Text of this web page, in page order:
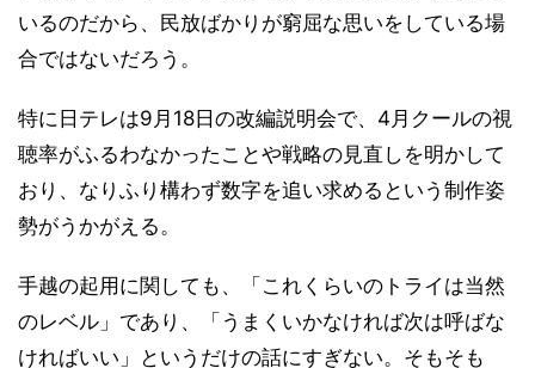
いるのだから、民放ばかりが窮屈な思いをしている場
合ではないだろう。
特に日テレは9月18日の改編説明会で、4月クールの視
聴率がふるわなかったことや戦略の見直しを明かして
おり、なりふり構わず数字を追い求めるという制作姿
勢がうかがえる。
手越の起用に関しても、「これくらいのトライは当然
のレベル」であり、「うまくいかなければ次は呼ばな
ければいい」というだけの話にすぎない。そもそも